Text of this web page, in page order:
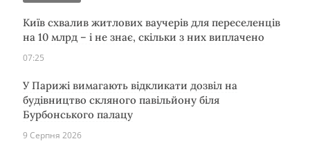
Київ схвалив житлових ваучерів для переселенців
на 10 млрд – і не знає, скільки з них виплачено
07:25
У Парижі вимагають відкликати дозвіл на
будівництво скляного павільйону біля
Бурбонського палацу
9 Серпня 2026